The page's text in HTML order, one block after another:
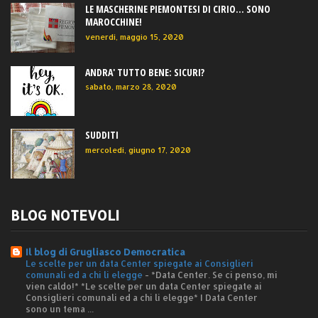
LE MASCHERINE PIEMONTESI DI CIRIO... SONO
MAROCCHINE!
venerdì, maggio 15, 2020
ANDRA' TUTTO BENE: SICURI?
sabato, marzo 28, 2020
SUDDITI
mercoledì, giugno 17, 2020
BLOG NOTEVOLI
Il blog di Grugliasco Democratica
Le scelte per un data Center spiegate ai Consiglieri
comunali ed a chi li elegge - *Data Center. Se ci penso, mi
vien caldo!* *Le scelte per un data Center spiegate ai
Consiglieri comunali ed a chi li elegge* I Data Center
sono un tema ...